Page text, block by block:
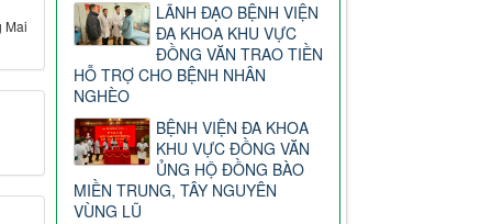
Mai
LÃNH ĐẠO BỆNH VIỆN
ĐA KHOA KHU VỰC
ĐỒNG VĂN TRAO TIỀN
HỖ TRỢ CHO BỆNH NHÂN
NGHÈO
BỆNH VIỆN ĐA KHOA
KHU VỰC ĐỒNG VĂN
ỦNG HỘ ĐỒNG BÀO
MIỀN TRUNG, TÂY NGUYÊN
VÙNG LŨ